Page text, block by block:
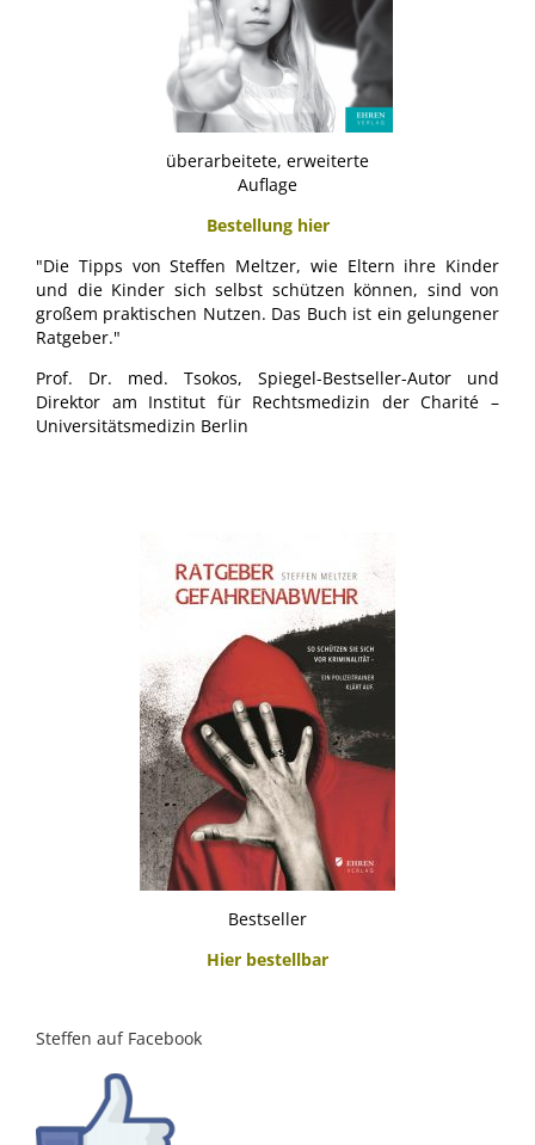
überarbeitete, erweiterte
Auflage
Bestellung hier
"Die Tipps von Steffen Meltzer, wie Eltern ihre Kinder
und die Kinder sich selbst schützen können, sind von
großem praktischen Nutzen. Das Buch ist ein gelungener
Ratgeber."
Prof. Dr. med. Tsokos, Spiegel-Bestseller-Autor und
Direktor am Institut für Rechtsmedizin der Charité –
Universitätsmedizin Berlin
Bestseller
Hier bestellbar
Steffen auf Facebook